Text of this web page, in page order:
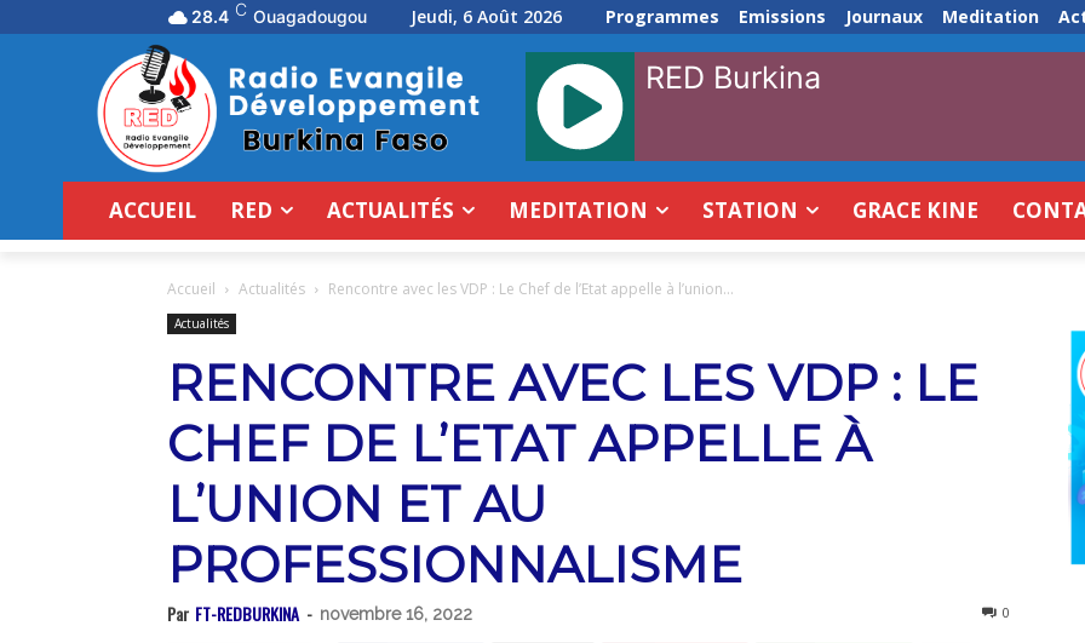
28.4 C Ouagadougou Jeudi, 6 Août 2026 Programmes Emissions Journaux Meditation
RED Burkina
ACCUEIL RED ACTUALITÉS MEDITATION STATION GRACE KINE
Accueil Actualités Rencontre avec les VDP : Le Chef de l’Etat appelle à l’union...
Actualités
RENCONTRE AVEC LES VDP : LE
CHEF DE L’ETAT APPELLE À
L’UNION ET AU
PROFESSIONNALISME
Par FT-REDBURKINA - novembre 16, 2022 0